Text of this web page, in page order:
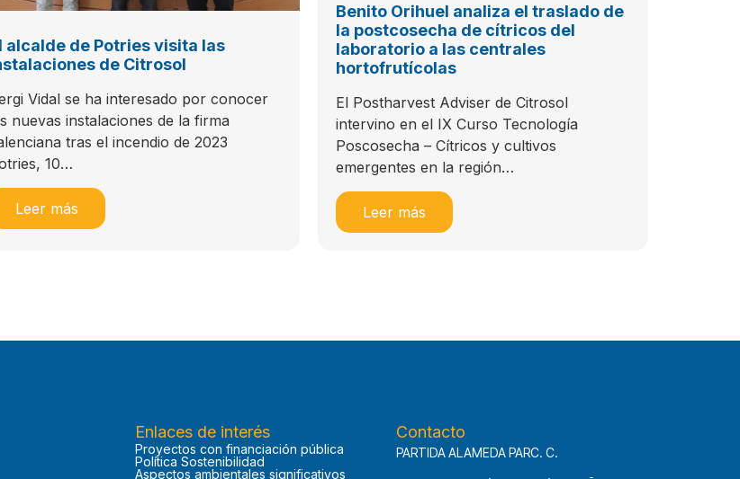
alcalde de Potries visita las
de Citrosol
Vidal se ha interesado por conocer
nuevas instalaciones de la firma
tras el incendio de 2023
10…
Leer más
Benito Orihuel analiza el traslado de
la postcosecha de cítricos del
laboratorio a las centrales
hortofrutícolas
El Postharvest Adviser de Citrosol
intervino en el IX Curso Tecnología
Poscosecha – Cítricos y cultivos
emergentes en la región…
Leer más
Enlaces de interés
Proyectos con financiación pública
Política Sostenibilidad
Aspectos ambientales significativos
Contacto
PARTIDA ALAMEDA PARC. C.